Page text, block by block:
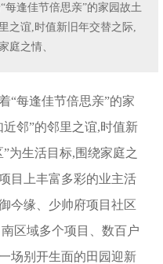
每逢佳节倍思亲”的家园故土
之谊,时值新旧年交替之际,
庭之情、
“每逢佳节倍思亲”的家
邻”的邻里之谊,时值新
”为生活目标,围绕家庭之
目上丰富多彩的业主活
今缘、少帅府项目社区
区域多个项目、数百户
场别开生面的田园迎新